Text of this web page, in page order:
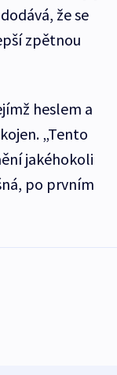
že se
zpětnou
heslem a
„Tento
jakéhokoli
po prvním